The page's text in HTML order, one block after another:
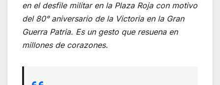
en el desfile militar en la Plaza Roja con motivo
del 80° aniversario de la Victoria en la Gran
Guerra Patria. Es un gesto que resuena en
millones de corazones.